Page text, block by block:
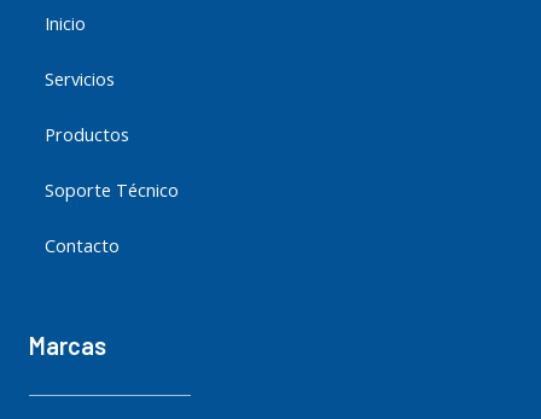
Inicio
Servicios
Productos
Soporte Técnico
Contacto
Marcas